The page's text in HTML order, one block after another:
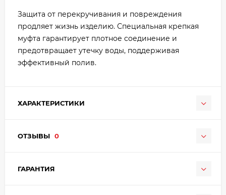
Защита от перекручивания и повреждения
продляет жизнь изделию. Специальная крепкая
муфта гарантирует плотное соединение и
предотвращает утечку воды, поддерживая
эффективный полив.
ХАРАКТЕРИСТИКИ
ОТЗЫВЫ 0
ГАРАНТИЯ